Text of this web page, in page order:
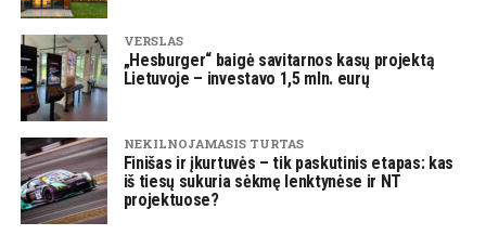
VERSLAS
„Hesburger“ baigė savitarnos kasų projektą
Lietuvoje – investavo 1,5 mln. eurų
NEKILNOJAMASIS TURTAS
Finišas ir įkurtuvės – tik paskutinis etapas: kas
iš tiesų sukuria sėkmę lenktynėse ir NT
projektuose?